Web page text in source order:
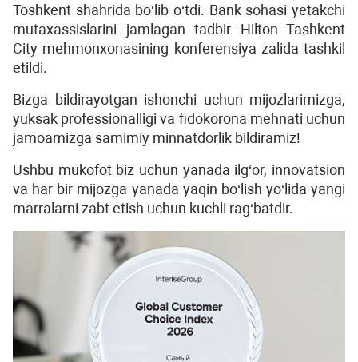
Toshkent shahrida bo‘lib o‘tdi. Bank sohasi yetakchi
mutaxassislarini jamlagan tadbir Hilton Tashkent
City mehmonxonasining konferensiya zalida tashkil
etildi.
Bizga bildirayotgan ishonchi uchun mijozlarimizga,
yuksak professionalligi va fidokorona mehnati uchun
jamoamizga samimiy minnatdorlik bildiramiz!
Ushbu mukofot biz uchun yanada ilg‘or, innovatsion
va har bir mijozga yanada yaqin bo‘lish yo‘lida yangi
marralarni zabt etish uchun kuchli rag‘batdir.